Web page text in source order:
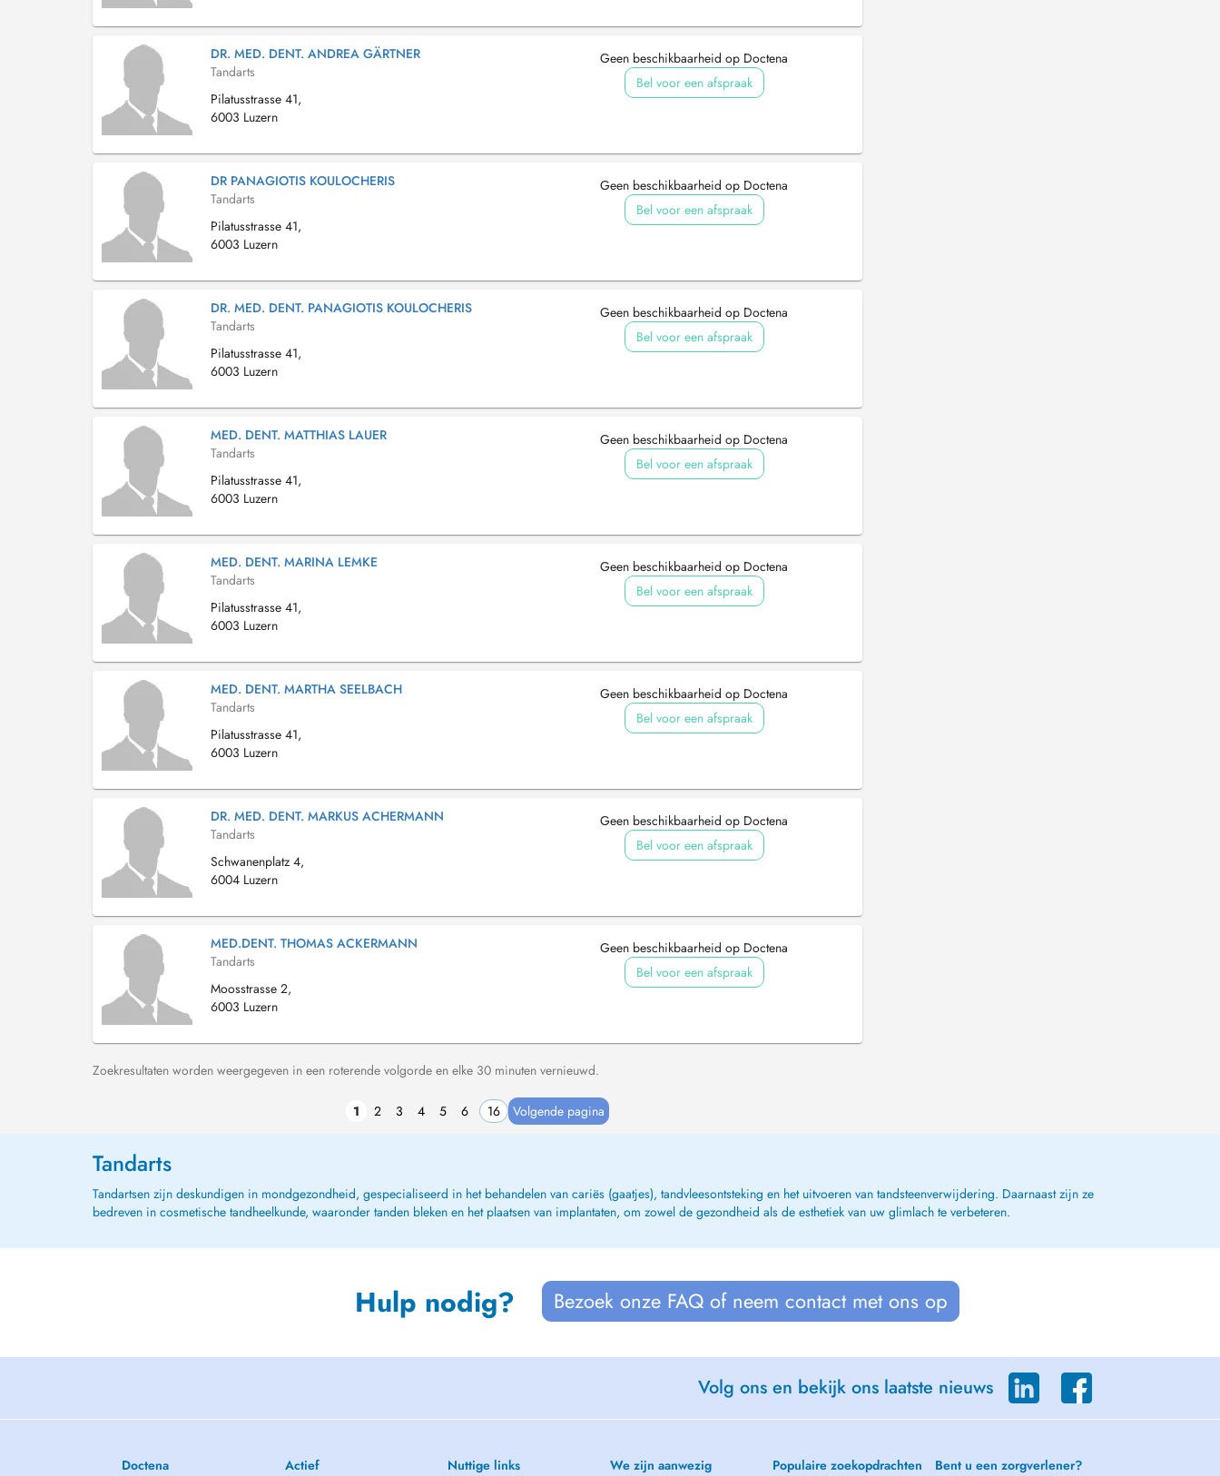
DR. MED. DENT. ANDREA GÄRTNER
Tandarts
Pilatusstrasse 41,
6003 Luzern
Geen beschikbaarheid op Doctena
Bel voor een afspraak
DR PANAGIOTIS KOULOCHERIS
Tandarts
Pilatusstrasse 41,
6003 Luzern
Geen beschikbaarheid op Doctena
Bel voor een afspraak
DR. MED. DENT. PANAGIOTIS KOULOCHERIS
Tandarts
Pilatusstrasse 41,
6003 Luzern
Geen beschikbaarheid op Doctena
Bel voor een afspraak
MED. DENT. MATTHIAS LAUER
Tandarts
Pilatusstrasse 41,
6003 Luzern
Geen beschikbaarheid op Doctena
Bel voor een afspraak
MED. DENT. MARINA LEMKE
Tandarts
Pilatusstrasse 41,
6003 Luzern
Geen beschikbaarheid op Doctena
Bel voor een afspraak
MED. DENT. MARTHA SEELBACH
Tandarts
Pilatusstrasse 41,
6003 Luzern
Geen beschikbaarheid op Doctena
Bel voor een afspraak
DR. MED. DENT. MARKUS ACHERMANN
Tandarts
Schwanenplatz 4,
6004 Luzern
Geen beschikbaarheid op Doctena
Bel voor een afspraak
MED.DENT. THOMAS ACKERMANN
Tandarts
Moosstrasse 2,
6003 Luzern
Geen beschikbaarheid op Doctena
Bel voor een afspraak
Zoekresultaten worden weergegeven in een roterende volgorde en elke 30 minuten vernieuwd.
1 2 3 4 5 6 16 Volgende pagina
Tandarts
Tandartsen zijn deskundigen in mondgezondheid, gespecialiseerd in het behandelen van cariës (gaatjes), tandvleesontsteking en het uitvoeren van tandsteenverwijdering. Daarnaast zijn ze
bedreven in cosmetische tandheelkunde, waaronder tanden bleken en het plaatsen van implantaten, om zowel de gezondheid als de esthetiek van uw glimlach te verbeteren.
Hulp nodig? Bezoek onze FAQ of neem contact met ons op
Volg ons en bekijk ons laatste nieuws
Doctena Actief Nuttige links We zijn aanwezig Populaire zoekopdrachten Bent u een zorgverlener?